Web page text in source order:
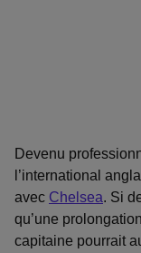
Devenu
l’international
avec Chelsea. Si
qu’une
capitaine pourrait